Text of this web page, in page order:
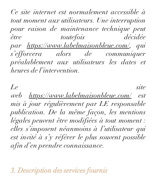
Ce site internet est normalement accessible à
tout moment aux utilisateurs. Une interruption
pour raison de maintenance technique peut
être toutefois décidée
par https://www.labelmaisonbleue.com/, qui
s’efforcera alors de communiquer
préalablement aux utilisateurs les dates et
heures de l’intervention.
Le site
web https://www.labelmaisonbleue.com/est
mis à jour régulièrement par LE responsable
publication. De la même façon, les mentions
légales peuvent être modifiées à tout moment :
elles s’imposent néanmoins à l’utilisateur qui
est invité à s’y référer le plus souvent possible
afin d’en prendre connaissance.
3. Description des services fournis